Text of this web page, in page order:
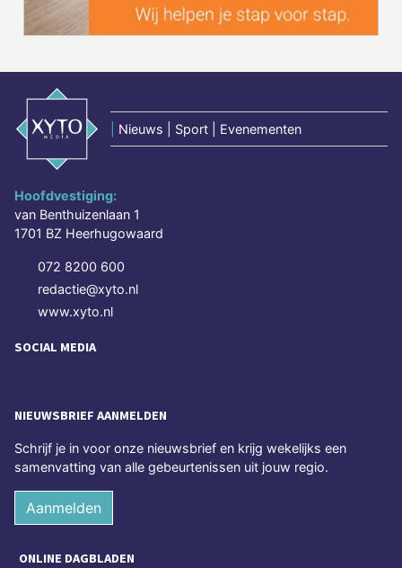
Nieuws | Sport | Evenementen
Hoofdvestiging:
van Benthuizenlaan 1
1701 BZ Heerhugowaard
072 8200 600
redactie@xyto.nl
www.xyto.nl
SOCIAL MEDIA
NIEUWSBRIEF AANMELDEN
Schrijf je in voor onze nieuwsbrief en krijg wekelijks een
samenvatting van alle gebeurtenissen uit jouw regio.
Aanmelden
ONLINE DAGBLADEN